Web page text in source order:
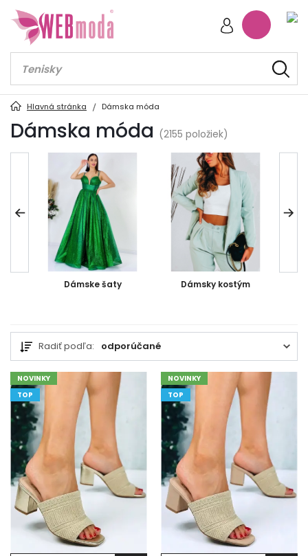
Hlavná stránka Dámska móda
Dámska móda (2155 položiek)
Dámske šaty Dámsky kostým
Radiť podľa: odporúčané
NOVINKY
TOP
NOVINKY
TOP